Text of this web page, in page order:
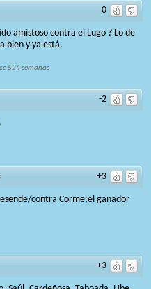
0
amistoso contra el Lugo ? Lo de
bien y ya está.
524 semanas
-2
+3
contra Corme;el ganador
+3